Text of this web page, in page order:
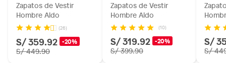
Zapatos de Vestir
Hombre Aldo
(26)
S/ 359.92 -20%
S/ 449.90
Zapatos de Vestir
Hombre Aldo
(10)
S/ 319.92 -20%
S/ 399.90
S/
S/